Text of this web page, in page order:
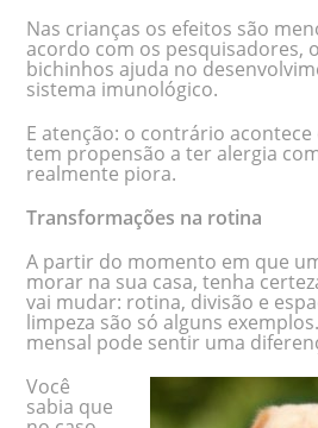
Nas crianças os efeitos são
acordo com os pesquisadores,
bichinhos ajuda no
sistema imunológico.
E atenção: o contrário
tem propensão a ter alergia
realmente piora.
Transformações na rotina
A partir do momento em que
morar na sua casa, tenha
vai mudar: rotina, divisão e
limpeza são só alguns
mensal pode sentir uma
Você
sabia que